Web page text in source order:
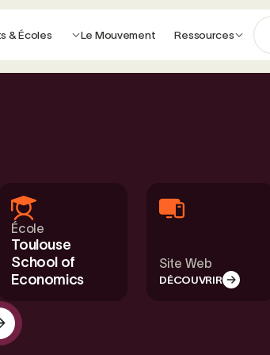
& Écoles Le Mouvement Ressources
École
Toulouse
School of
Economics
Site Web
DÉCOUVRIR